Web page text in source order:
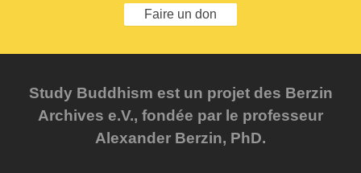
Faire un don
Study Buddhism est un projet des Berzin
Archives e.V., fondée par le professeur
Alexander Berzin, PhD.